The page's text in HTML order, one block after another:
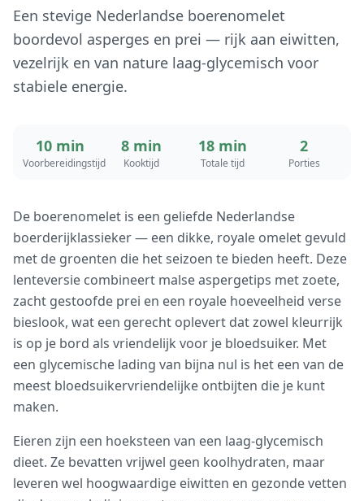
Een stevige Nederlandse boerenomelet
boordevol asperges en prei — rijk aan eiwitten,
vezelrijk en van nature laag-glycemisch voor
stabiele energie.
10 min
Voorbereidingstijd
8 min
Kooktijd
18 min
Totale tijd
2
Porties
De boerenomelet is een geliefde Nederlandse
boerderijklassieker — een dikke, royale omelet gevuld
met de groenten die het seizoen te bieden heeft. Deze
lenteversie combineert malse aspergetips met zoete,
zacht gestoofde prei en een royale hoeveelheid verse
bieslook, wat een gerecht oplevert dat zowel kleurrijk
is op je bord als vriendelijk voor je bloedsuiker. Met
een glycemische lading van bijna nul is het een van de
meest bloedsuikervriendelijke ontbijten die je kunt
maken.
Eieren zijn een hoeksteen van een laag-glycemisch
dieet. Ze bevatten vrijwel geen koolhydraten, maar
leveren wel hoogwaardige eiwitten en gezonde vetten